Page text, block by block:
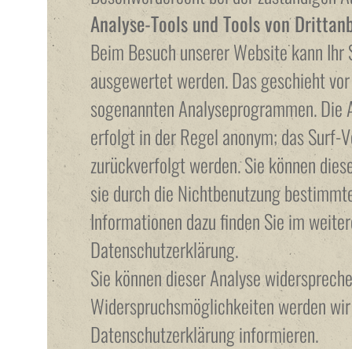
Analyse-Tools und Tools von
Beim Besuch unserer Website kann
ausgewertet werden. Das geschieht
sogenannten Analyseprogrammen.
erfolgt in der Regel anonym; das Surf-
zurückverfolgt werden. Sie können
sie durch die Nichtbenutzung
Informationen dazu finden Sie im
Datenschutzerklärung.
Sie können dieser Analyse
Widerspruchsmöglichkeiten werden
Datenschutzerklärung informieren.